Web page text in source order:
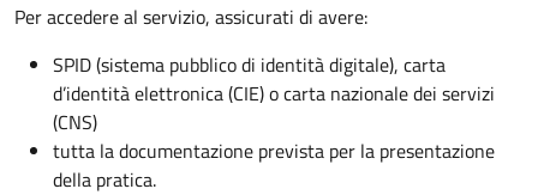
Per accedere al servizio, assicurati di avere:
SPID (sistema pubblico di identità digitale), carta
d’identità elettronica (CIE) o carta nazionale dei servizi
(CNS)
tutta la documentazione prevista per la presentazione
della pratica.